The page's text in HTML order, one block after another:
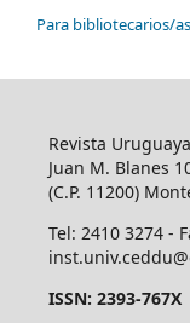
Para bibliotecarios/as
Revista
Juan M. Blanes
(C.P. 11200)
Tel: 2410 3274 -
ISSN: 2393-767X